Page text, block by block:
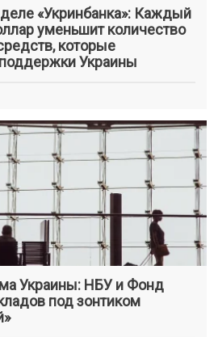
«Укринбанка»: Каждый
уменьшит количество
которые
Украины
Украины: НБУ и Фонд
под зонтиком